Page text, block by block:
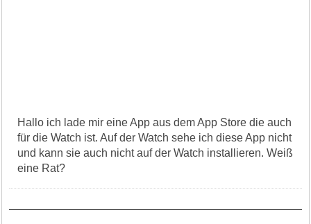
Hallo ich lade mir eine App aus dem App Store die auch
für die Watch ist. Auf der Watch sehe ich diese App nicht
und kann sie auch nicht auf der Watch installieren. Weiß
eine Rat?